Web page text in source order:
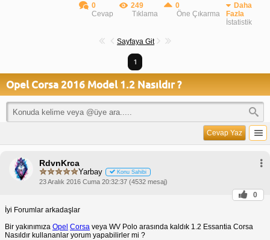
0
Cevap
249
Tıklama
0
Öne Çıkarma
Daha
Fazla
İstatistik
Sayfaya Git
1
Opel Corsa 2016 Model 1.2 Nasıldır ?
Cevap Yaz
RdvnKrca
Yarbay Konu Sahibi
23 Aralık 2016 Cuma 20:32:37 (4532 mesaj)
0
İyi Forumlar arkadaşlar
Bir yakınımıza Opel Corsa veya WV Polo arasında kaldık 1.2 Essantia Corsa
Nasıldır kullananlar yorum yapabilirler mi ?